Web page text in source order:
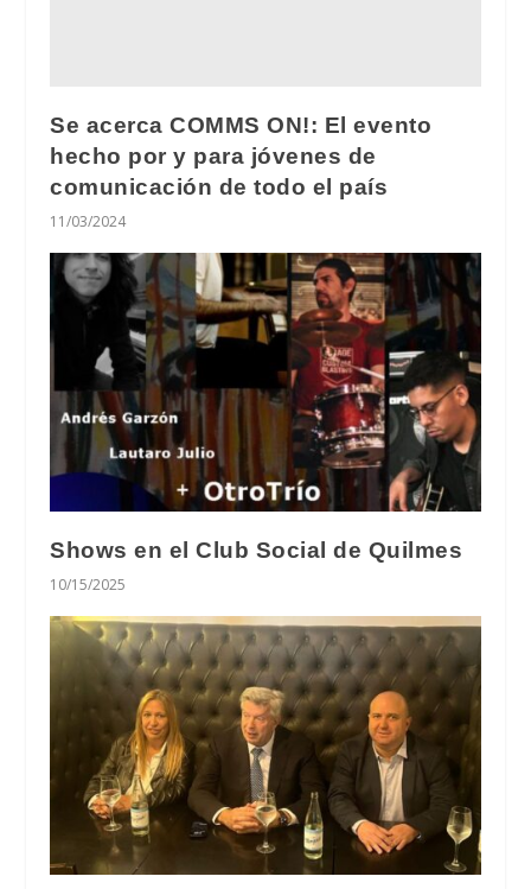
Se acerca COMMS ON!: El evento
hecho por y para jóvenes de
comunicación de todo el país
11/03/2024
Shows en el Club Social de Quilmes
10/15/2025